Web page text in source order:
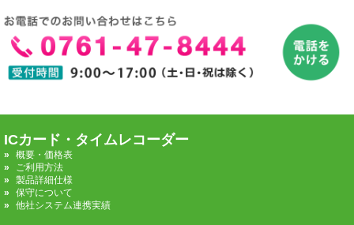
ICカード・タイムレコーダー
概要・価格表
ご利用方法
製品詳細仕様
保守について
他社システム連携実績